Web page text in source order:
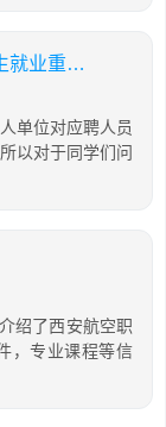
成都幼师专业学校职业资格证书对毕业生就业重要吗
单位对应聘人员
以对于同学们问
绍了西安航空职
，专业课程等信